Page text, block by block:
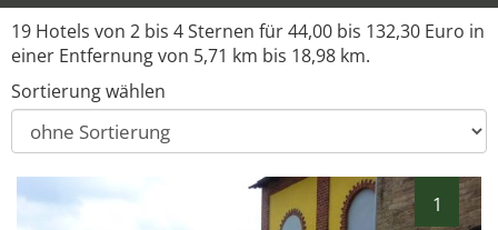
19 Hotels von 2 bis 4 Sternen für 44,00 bis 132,30 Euro in
einer Entfernung von 5,71 km bis 18,98 km.
Sortierung wählen
1